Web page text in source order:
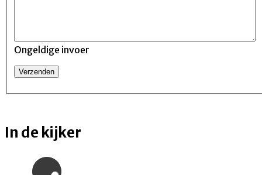
Ongeldige invoer
In de kijker